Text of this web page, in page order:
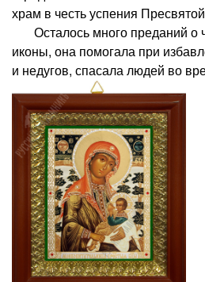
храм в честь успения
Осталось много преданий о
иконы, она помогала при
и недугов, спасала людей во